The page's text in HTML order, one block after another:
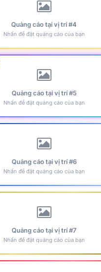
Quảng cáo tại vị trí #4
Nhấn để đặt quảng cáo của bạn
Quảng cáo tại vị trí #5
Nhấn để đặt quảng cáo của bạn
Quảng cáo tại vị trí #6
Nhấn để đặt quảng cáo của bạn
Quảng cáo tại vị trí #7
Nhấn để đặt quảng cáo của bạn